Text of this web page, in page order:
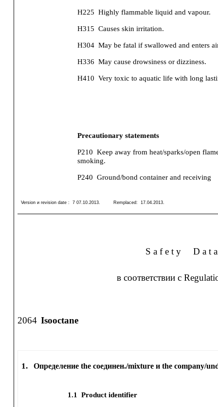
H225 Highly flammable liquid and vapour.
H315 Causes skin irritation.
H304 May be fatal if swallowed and enters
H336 May cause drowsiness or dizziness.
H410 Very toxic to aquatic life with long
Precautionary statements
P210 Keep away from heat/sparks/open
smoking.
P240 Ground/bond container and receiving
Version и revision date : 7 07.10.2013. Remplaced: 17.04.2013.
S a f e t y D a t a
в соответствии с
2064 Isooctane
1. Определение the соединен./mixture и the company/
1.1 Product identifier